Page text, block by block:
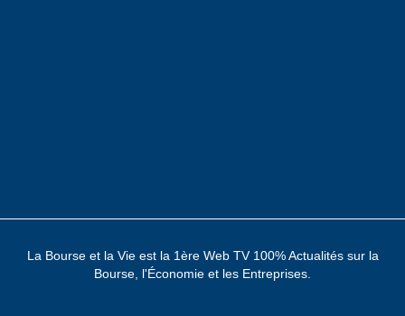
La Bourse et la Vie est la 1ère Web TV 100% Actualités sur la
Bourse, l'Économie et les Entreprises.